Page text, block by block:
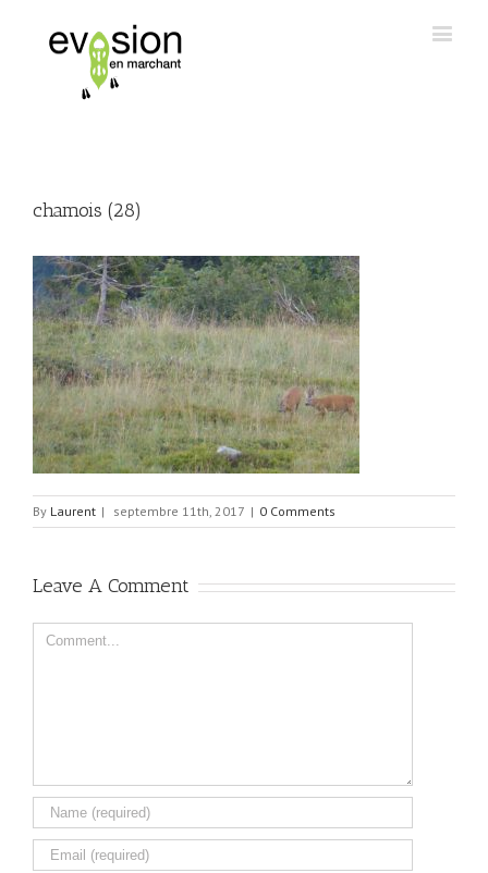
chamois (28)
By Laurent | septembre 11th, 2017 | 0 Comments
Leave A Comment
Comment